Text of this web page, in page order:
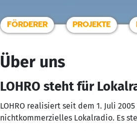
Über uns
FÖRDERER PROJEKTE
LOHRO steht fürLo
LOHRO realisiert seit dem 1. Juli
nichtkommerzielles Lokalradio. Es